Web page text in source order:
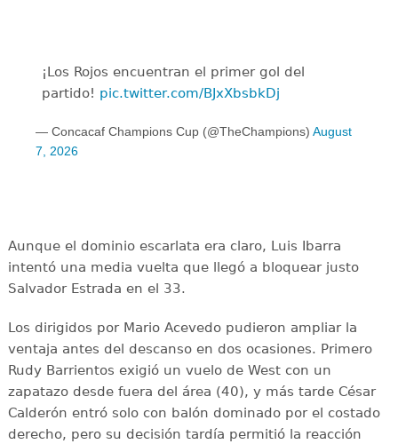
¡Los Rojos encuentran el primer gol del
partido! pic.twitter.com/BJxXbsbkDj
— Concacaf Champions Cup (@TheChampions) August
7, 2026
Aunque el dominio escarlata era claro, Luis Ibarra
intentó una media vuelta que llegó a bloquear justo
Salvador Estrada en el 33.
Los dirigidos por Mario Acevedo pudieron ampliar la
ventaja antes del descanso en dos ocasiones. Primero
Rudy Barrientos exigió un vuelo de West con un
zapatazo desde fuera del área (40), y más tarde César
Calderón entró solo con balón dominado por el costado
derecho, pero su decisión tardía permitió la reacción